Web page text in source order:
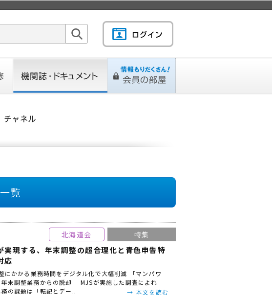
ワード
覧
特集
北海道会
実現する、年末調整の超合理化と青色申告特
応
にかかる業務時間をデジタル化で大幅削減 「マンパワ
年末調整業務からの脱却 MJSが実施した調査によれ
の課題は「転記とデー..
本文を読む